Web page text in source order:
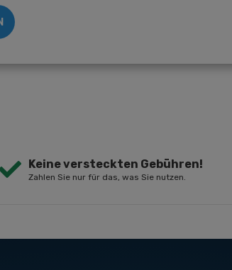
Keine versteckten Gebühren!
Zahlen Sie nur für das, was Sie nutzen.